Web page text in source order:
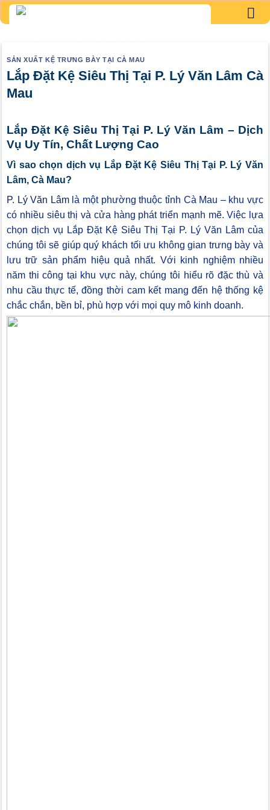
Skip
to
SẢN XUẤT KỆ TRƯNG BÀY TẠI CÀ MAU
Lắp Đặt Kệ Siêu Thị Tại P. Lý Văn Lâm Cà
Mau
Lắp Đặt Kệ Siêu Thị Tại P. Lý Văn Lâm – Dịch
Vụ Uy Tín, Chất Lượng Cao
Vì sao chọn dịch vụ Lắp Đặt Kệ Siêu Thị Tại P. Lý Văn
Lâm, Cà Mau?
P. Lý Văn Lâmlà một phường thuộc tỉnh Cà Mau – khu vực
có nhiều siêu thị và cửa hàng phát triển mạnh mẽ. Việc lựa
chọn dịch vụ Lắp Đặt Kệ Siêu Thị Tại P. Lý Văn Lâm của
chúng tôi sẽ giúp quý khách tối ưu không gian trưng bày và
lưu trữ sản phẩm hiệu quả nhất. Với kinh nghiệm nhiều
năm thi công tại khu vực này, chúng tôi hiểu rõ đặc thù và
nhu cầu thực tế, đồng thời cam kết mang đến hệ thống kệ
chắc chắn, bền bỉ, phù hợp với mọi quy mô kinh doanh.